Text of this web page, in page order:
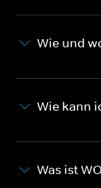
Wie und
Wie kann
Was ist